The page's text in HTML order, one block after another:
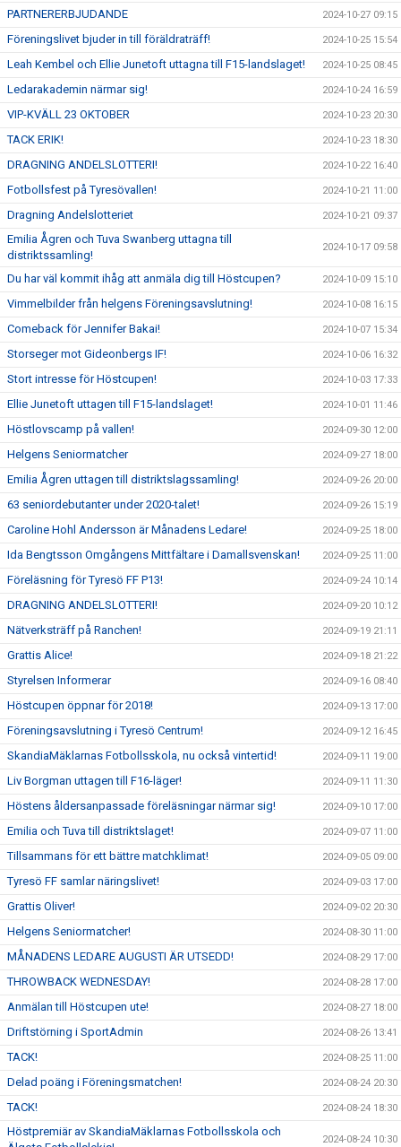
PARTNERERBJUDANDE 2024-10-27 09:15
Föreningslivet bjuder in till föräldraträff! 2024-10-25 15:54
Leah Kembel och Ellie Junetoft uttagna till F15-landslaget! 2024-10-25 08:45
Ledarakademin närmar sig! 2024-10-24 16:59
VIP-KVÄLL 23 OKTOBER 2024-10-23 20:30
TACK ERIK! 2024-10-23 18:30
DRAGNING ANDELSLOTTERI! 2024-10-22 16:40
Fotbollsfest på Tyresövallen! 2024-10-21 11:00
Dragning Andelslotteriet 2024-10-21 09:37
Emilia Ågren och Tuva Swanberg uttagna till
distriktssamling!
2024-10-17 09:58
Du har väl kommit ihåg att anmäla dig till Höstcupen? 2024-10-09 15:10
Vimmelbilder från helgens Föreningsavslutning! 2024-10-08 16:15
Comeback för Jennifer Bakai! 2024-10-07 15:34
Storseger mot Gideonbergs IF! 2024-10-06 16:32
Stort intresse för Höstcupen! 2024-10-03 17:33
Ellie Junetoft uttagen till F15-landslaget! 2024-10-01 11:46
Höstlovscamp på vallen! 2024-09-30 12:00
Helgens Seniormatcher 2024-09-27 18:00
Emilia Ågren uttagen till distriktslagssamling! 2024-09-26 20:00
63 seniordebutanter under 2020-talet! 2024-09-26 15:19
Caroline Hohl Andersson är Månadens Ledare! 2024-09-25 18:00
Ida Bengtsson Omgångens Mittfältare i Damallsvenskan! 2024-09-25 11:00
Föreläsning för Tyresö FF P13! 2024-09-24 10:14
DRAGNING ANDELSLOTTERI! 2024-09-20 10:12
Nätverksträff på Ranchen! 2024-09-19 21:11
Grattis Alice! 2024-09-18 21:22
Styrelsen Informerar 2024-09-16 08:40
Höstcupen öppnar för 2018! 2024-09-13 17:00
Föreningsavslutning i Tyresö Centrum! 2024-09-12 16:45
SkandiaMäklarnas Fotbollsskola, nu också vintertid! 2024-09-11 19:00
Liv Borgman uttagen till F16-läger! 2024-09-11 11:30
Höstens åldersanpassade föreläsningar närmar sig! 2024-09-10 17:00
Emilia och Tuva till distriktslaget! 2024-09-07 11:00
Tillsammans för ett bättre matchklimat! 2024-09-05 09:00
Tyresö FF samlar näringslivet! 2024-09-03 17:00
Grattis Oliver! 2024-09-02 20:30
Helgens Seniormatcher! 2024-08-30 11:00
MÅNADENS LEDARE AUGUSTI ÄR UTSEDD! 2024-08-29 17:00
THROWBACK WEDNESDAY! 2024-08-28 17:00
Anmälan till Höstcupen ute! 2024-08-27 18:00
Driftstörning i SportAdmin 2024-08-26 13:41
TACK! 2024-08-25 11:00
Delad poäng i Föreningsmatchen! 2024-08-24 20:30
TACK! 2024-08-24 18:30
Höstpremiär av SkandiaMäklarnas Fotbollsskola och
2024-08-24 10:30